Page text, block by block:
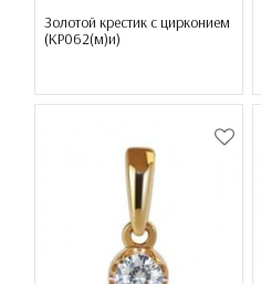
Золотой крестик с цирконием
(КР062(м)и)